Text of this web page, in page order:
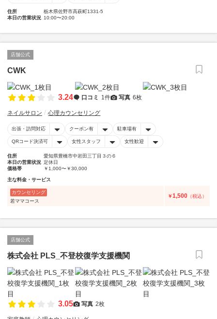
住所
栃木県佐野市高萩町1331-5
本日の営業状況 10:00〜20:00
店舗公式
CWK
3.24 口コミ 1件 写真 6枚
ネイルサロン 心理カウンセリング
出張・訪問対応 クーポン有 駐車場有
QRコード決済可 女性スタッフ 女性歓迎
住所
愛知県豊橋市中岩田三丁目３の６
本日の営業状況 定休日
価格帯
￥1,000〜￥30,000
主な料金・サービス
カウンセリング
若ママコース
￥1,500 （税込）
店舗公式
株式会社 PLS_不登校復学支援機関
3.05 写真 2枚